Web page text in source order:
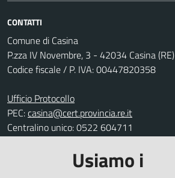
Usiamo i
CONTATTI
Comune di Casina
P.zza IV Novembre, 3 - 42034 Casina (RE)
Codice fiscale / P. IVA: 00447820358
Ufficio Protocollo
PEC:casina@cert.provincia.re.it
Centralino unico: 0522 604711